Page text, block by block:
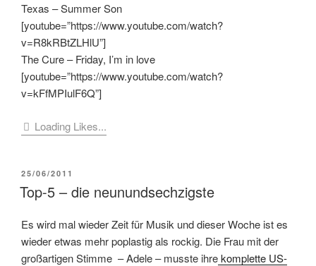
Texas – Summer Son
[youtube=”https://www.youtube.com/watch?
v=R8kRBtZLHlU”]
The Cure – Friday, I’m in love
[youtube=”https://www.youtube.com/watch?
v=kFfMPIulF6Q”]
Loading Likes...
VERÖFFENTLICHT
AM
25/06/2011
Top-5 – die neunundsechzigste
Es wird mal wieder Zeit für Musik und dieser Woche ist es
wieder etwas mehr poplastig als rockig. Die Frau mit der
großartigen Stimme – Adele – musste ihrekomplette US-